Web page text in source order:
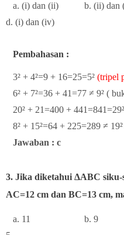
a. (i) dan (ii) b. (ii)
d. (i) dan (iv)
Pembahasan :
3² + 4²=9 + 16=25=5² (tripel
6² + 7²=36 + 41=77 ≠ 9² (
20² + 21=400 + 441=841=29²
8² + 15²=64 + 225=289 ≠
Jawaban : c
3. Jika diketahui ΔABC
AC=12 cm dan BC=13 cm,
a. 11